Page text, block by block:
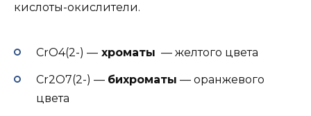
кислоты-окислители.
CrO4(2-) — хроматы — желтого цвета
Сr2O7(2-) — бихроматы — оранжевого
цвета